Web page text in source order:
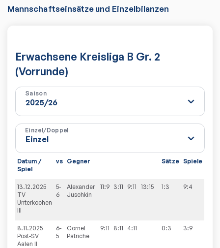
Mannschaftseinsätze und Einzelbilanzen
Erwachsene Kreisliga B Gr. 2
(Vorrunde)
Saison
Einzel/Doppel
Datum /
Spiel
vs Gegner Sätze Spiele
13.12.2025
TV
Unterkochen
III
5-
6
Alexander
Juschkin
11:9 3:11 9:11 13:15 1:3 9:4
8.11.2025
Post-SV
Aalen II
6-
5
Cornel
Patriche
9:11 8:11 4:11 0:3 3:9